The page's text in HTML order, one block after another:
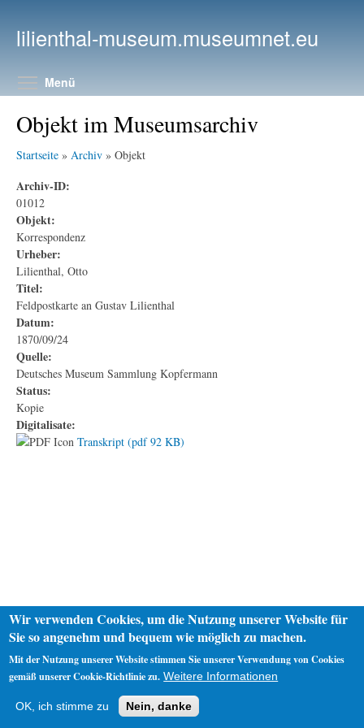
lilienthal-museum.museumnet.eu
Menü
Objekt im Museumsarchiv
Startseite » Archiv » Objekt
Archiv-ID:
01012
Objekt:
Korrespondenz
Urheber:
Lilienthal, Otto
Titel:
Feldpostkarte an Gustav Lilienthal
Datum:
1870/09/24
Quelle:
Deutsches Museum Sammlung Kopfermann
Status:
Kopie
Digitalisate:
Transkript (pdf 92 KB)
Impressum
Wir verwenden Cookies, um die Nutzung unserer Website für
Sie so angenehm und bequem wie möglich zu machen.
Mit der Nutzung unserer Website stimmen Sie unserer Verwendung von Cookies
gemäß unserer Cookie-Richtlinie zu. Weitere Informationen
OK, ich stimme zu Nein, danke